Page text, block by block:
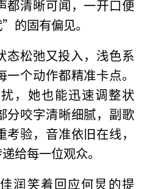
都清晰可闻，一开口便
的固有偏见。
态松弛又投入，浅色系
个动作都精准卡点。
，她也能迅速调整状
分咬字清晰细腻，副歌
验，音准依旧在线，
给每一位观众。
润笑着回应何炅的提